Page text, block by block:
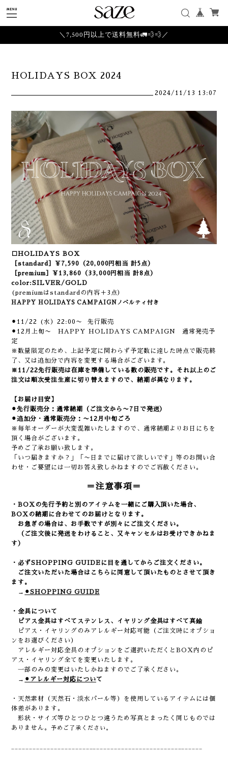
＼7,500円以上で送料無料🚛💨💨／
HOLIDAYS BOX 2024
2024/11/13 13:07
□ HOLIDAYS BOX
［standard］¥7,590（20,000円相当 計5点）
［premium］¥13,860（33,000円相当 計8点）
color:SILVER/GOLD
(premiumはstandardの内容＋3点）
HAPPY HOLIDAYS CAMPAIGNノベルティ付き
⚫︎11/22 (水）22:00〜 先行販売
⚫︎12月上旬〜 HAPPY HOLIDAYS CAMPAIGN 通常発売予
定
※数量限定のため、上記予定に関わらず予定数に達した時点で販売終
了、又は追加分で内容を変更する場合がございます。
※11/22先行販売は在庫を準備している数の販売です。それ以上のご
注文は順次受注生産に切り替えますので、納期が異なります。
【お届け目安】
⚫︎先行販売分：通常納期
（ご注文から〜7日で発送）
⚫︎追加分・通常販売分：〜12月中旬ごろ
※毎年オーダーが大変混雑いたしますので、通常納期よりお日にちを
頂く場合がございます。
予めご了承お願い致します。
「いつ届きますか？」「〜日までに届けて欲しいです」等のお問い合
わせ・ご要望には一切お答え致しかねますのでご容赦ください。
＝注意事項＝
・BOXの先行予約と別のアイテムを一緒にご購入頂いた場合、
BOXの納期に合わせてのお届けとなります。
お急ぎの場合は、お手数ですが別々にご注文ください。
（ご注文後に発送をわけること、又キャンセルはお受けできかねま
す）
・必ずSHOPPING GUIDEに目を通してからご注文ください。
ご注文いただいた場合はこちらに同意して頂いたものとさせて頂き
ます。
→ ⚫︎SHOPPING GUIDE
・金具について
ピアス金具はすべてステンレス、イヤリング金具はすべて真鍮
ピアス・イヤリングのみアレルギー対応可能（ご注文時にオプショ
ンをお選びください）
アレルギー対応金具のオプションをご選択いただくとBOX内のピ
アス・イヤリング全てを変更いたします。
一部のみの変更はいたしかねますのでご了承ください。
→ ⚫︎アレルギー対応について
・天然素材（天然石・淡水パール等）を使用しているアイテムには個
体差があります。
形状・サイズ等ひとつひとつ違うため写真とまったく同じものでは
ありません。予めご了承ください。